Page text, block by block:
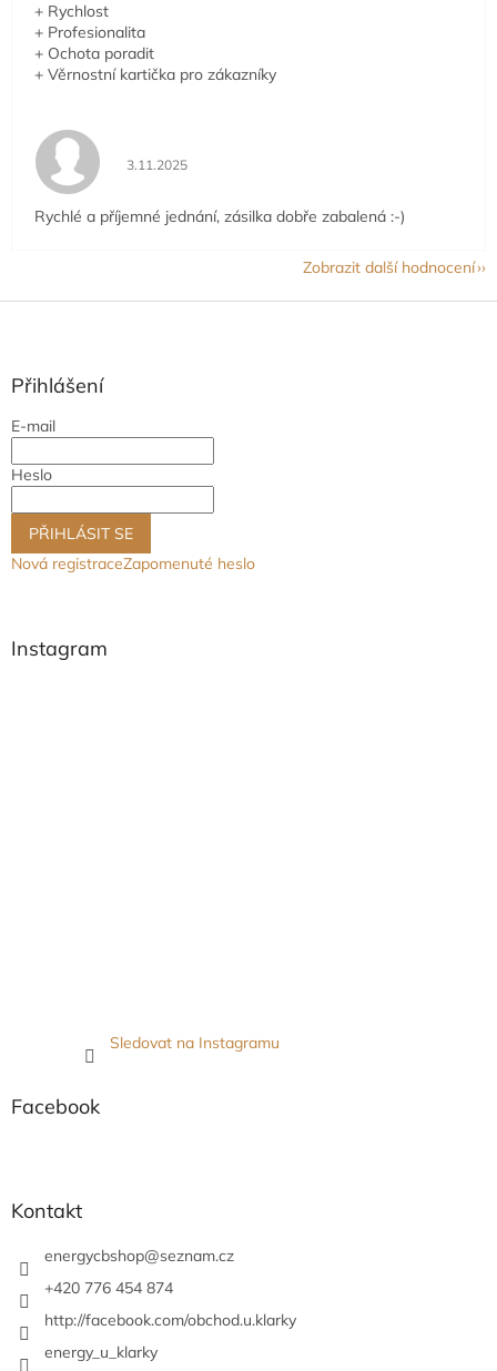
+ Rychlost
+ Profesionalita
+ Ochota poradit
+ Věrnostní kartička pro zákazníky
Hodnocení obchodu je 5 z 5 hvězdiček.
3.11.2025
Rychlé a příjemné jednání, zásilka dobře zabalená :-)
Zobrazit další hodnocení
Z
Přihlášení
E-mail
Heslo
PŘIHLÁSIT SE
Nová registraceZapomenuté heslo
Instagram
Sledovat na Instagramu
Facebook
Kontakt
energycbshop@seznam.cz
+420 776 454 874
http://facebook.com/obchod.u.klarky
energy_u_klarky